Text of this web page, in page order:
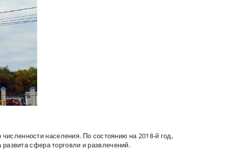
населения. По состоянию на 2018-й год,
сфера торговли и развлечений.